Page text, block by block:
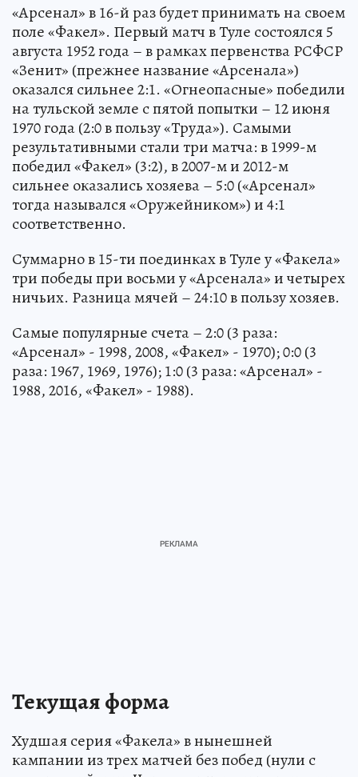
«Арсенал» в 16-й раз будет принимать на своем
поле «Факел». Первый матч в Туле состоялся 5
августа 1952 года – в рамках первенства РСФСР
«Зенит» (прежнее название «Арсенала»)
оказался сильнее 2:1. «Огнеопасные» победили
на тульской земле с пятой попытки – 12 июня
1970 года (2:0 в пользу «Труда»). Самыми
результативными стали три матча: в 1999-м
победил «Факел» (3:2), в 2007-м и 2012-м
сильнее оказались хозяева – 5:0 («Арсенал»
тогда назывался «Оружейником») и 4:1
соответственно.
Суммарно в 15-ти поединках в Туле у «Факела»
три победы при восьми у «Арсенала» и четырех
ничьих. Разница мячей – 24:10 в пользу хозяев.
Самые популярные счета – 2:0 (3 раза:
«Арсенал» - 1998, 2008, «Факел» - 1970); 0:0 (3
раза: 1967, 1969, 1976); 1:0 (3 раза: «Арсенал» -
1988, 2016, «Факел» - 1988).
Текущая форма
Худшая серия «Факела» в нынешней
кампании из трех матчей без побед (нули с